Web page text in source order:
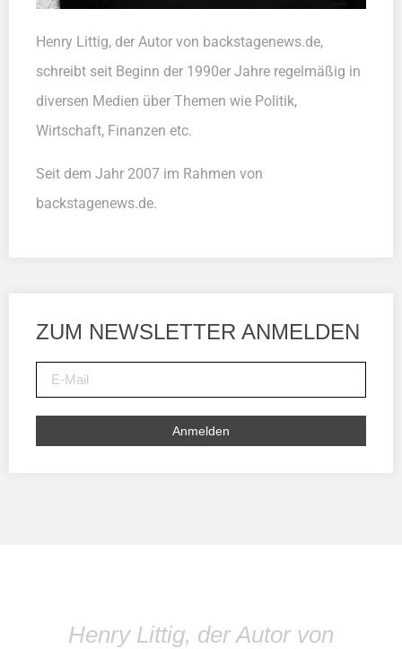
Henry Littig, der Autor von backstagenews.de,
schreibt seit Beginn der 1990er Jahre regelmäßig in
diversen Medien über Themen wie Politik,
Wirtschaft, Finanzen etc.
Seit dem Jahr 2007 im Rahmen von
backstagenews.de.
ZUM NEWSLETTER ANMELDEN
Anmelden
Henry Littig, der Autor von